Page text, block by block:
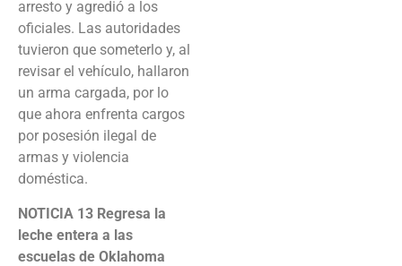
arresto y agredió a los
oficiales. Las autoridades
tuvieron que someterlo y, al
revisar el vehículo, hallaron
un arma cargada, por lo
que ahora enfrenta cargos
por posesión ilegal de
armas y violencia
doméstica.
NOTICIA 13 Regresa la
leche entera a las
escuelas de Oklahoma